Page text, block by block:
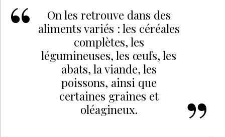
On les retrouve dans des
aliments variés : les céréales
complètes, les
légumineuses, les œufs, les
abats, la viande, les
poissons, ainsi que
certaines graines et
oléagineux.